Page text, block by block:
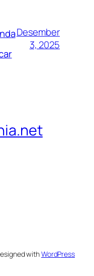
Desember
3, 2025
withWordPress